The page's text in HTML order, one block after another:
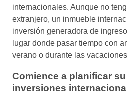
internacionales. Aunque no
extranjero, un inmueble
inversión generadora de
lugar donde pasar tiempo con
verano o durante las
Comience a planificar
inversiones